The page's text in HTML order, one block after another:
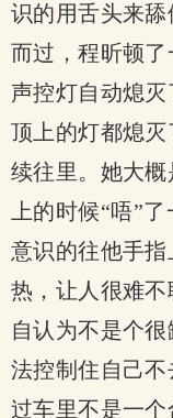
识的用舌头来
而过，程昕顿
声控灯自动熄
顶上的灯都熄
续往里。她大
上的时候“唔”
意识的往他手
热，让人很难
自认为不是个
法控制住自己
过车里不是一